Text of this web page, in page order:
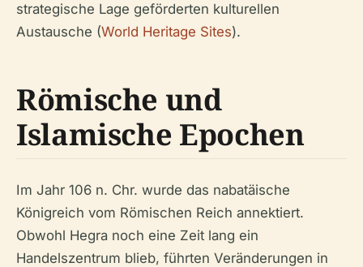
strategische Lage geförderten kulturellen
Austausche (World Heritage Sites).
Römische und
Islamische Epochen
Im Jahr 106 n. Chr. wurde das nabatäische
Königreich vom Römischen Reich annektiert.
Obwohl Hegra noch eine Zeit lang ein
Handelszentrum blieb, führten Veränderungen in